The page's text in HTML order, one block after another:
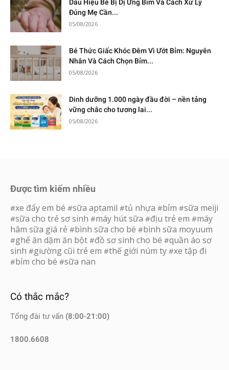
Dấu Hiệu Bé Bị Dị Ứng Bỉm Và Cách Xử Lý
Đúng Mẹ Cần...
05/08/2026
Bé Thức Giấc Khóc Đêm Vì Ướt Bỉm: Nguyên
Nhân Và Cách Chọn Bỉm...
05/08/2026
Dinh dưỡng 1.000 ngày đầu đời – nền tảng
vững chắc cho tương lai...
05/08/2026
Được tìm kiếm nhiều
#xe đẩy em bé #sữa aptamil #tủ nhựa #bỉm #sữa meiji
#sữa cho trẻ sơ sinh #máy hút sữa #địu trẻ em #máy
hâm sữa giá rẻ #bình sữa cho bé #bình sữa moyuum
#ghế ăn dặm ăn bột #đồ sơ sinh cho bé #quần áo sơ
sinh #giường cũi trẻ em #thế giới núm ty #xe tập đi
#bỉm cho bé #sữa nan
Có thắc mắc?
Tổng đài tư vấn (8:00-21:00)
1800.6608